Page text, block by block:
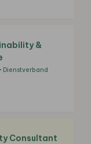
&
Dienstverband
Consultant